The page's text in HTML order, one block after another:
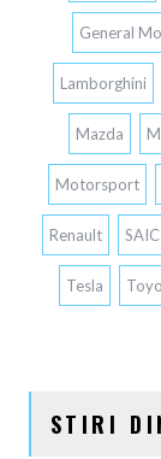
General
Lamborghini
Mazda
Motorsport
Renault SAIC
Tesla
STIRI